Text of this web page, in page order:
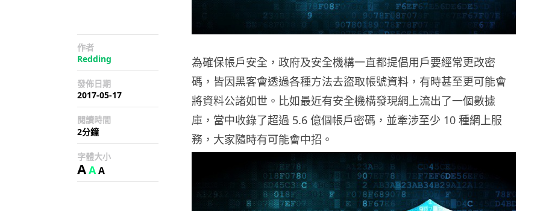
作者
Redding
發佈日期
2017-05-17
閱讀時間
2分鐘
字體大小
AAA
為確保帳戶安全，政府及安全機構一直都提倡用戶要經常更改密
碼，皆因黑客會透過各種方法去盜取帳號資料，有時甚至更可能會
將資料公諸如世。比如最近有安全機構發現網上流出了一個數據
庫，當中收錄了超過 5.6 億個帳戶密碼，並牽涉至少 10 種網上服
務，大家隨時有可能會中招。